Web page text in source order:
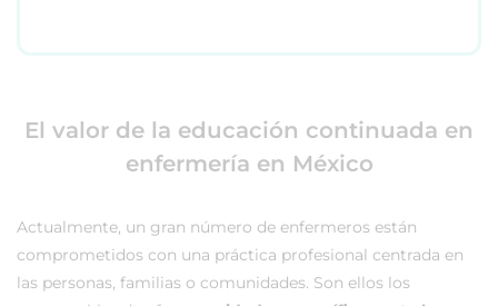
El valor de la educación continuada en
enfermería en México
Actualmente, un gran número de enfermeros están
comprometidos con una práctica profesional centrada en
las personas, familias o comunidades. Son ellos los